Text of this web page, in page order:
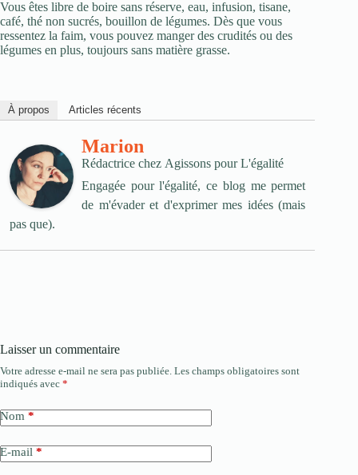
Vous êtes libre de boire sans réserve, eau, infusion, tisane,
café, thé non sucrés, bouillon de légumes. Dès que vous
ressentez la faim, vous pouvez manger des crudités ou des
légumes en plus, toujours sans matière grasse.
À propos Articles récents
Marion
Rédactrice chez Agissons pour L'égalité
Engagée pour l'égalité, ce blog me permet
de m'évader et d'exprimer mes idées (mais
pas que).
Laisser un commentaire
Votre adresse e-mail ne sera pas publiée. Les champs obligatoires sont
indiqués avec *
Nom *
E-mail *